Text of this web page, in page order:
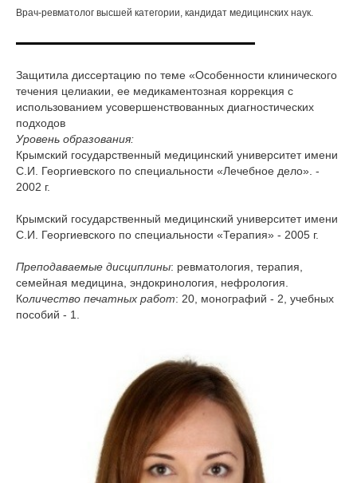
Врач-ревматолог высшей категории, кандидат медицинских наук.
Защитила диссертацию по теме «Особенности клинического
течения целиакии, ее медикаментозная коррекция с
использованием усовершенствованных диагностических
подходов
Уровень образования:
Крымский государственный медицинский университет имени
С.И. Георгиевского по специальности «Лечебное дело». -
2002 г.
Крымский государственный медицинский университет имени
С.И. Георгиевского по специальности «Терапия» - 2005 г.
Преподаваемые дисциплины: ревматология, терапия,
семейная медицина, эндокринология, нефрология.
Количество печатных работ: 20, монографий - 2, учебных
пособий - 1.